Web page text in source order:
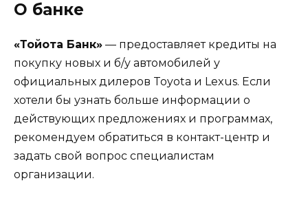
О банке
«Тойота Банк» — предоставляет кредиты на
покупку новых и б/у автомобилей у
официальных дилеров Toyota и Lexus. Если
хотели бы узнать больше информации о
действующих предложениях и программах,
рекомендуем обратиться в контакт-центр и
задать свой вопрос специалистам
организации.